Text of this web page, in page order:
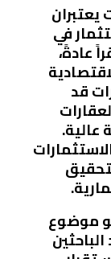
يعتبران
في
عادةً،
قد
موضوع